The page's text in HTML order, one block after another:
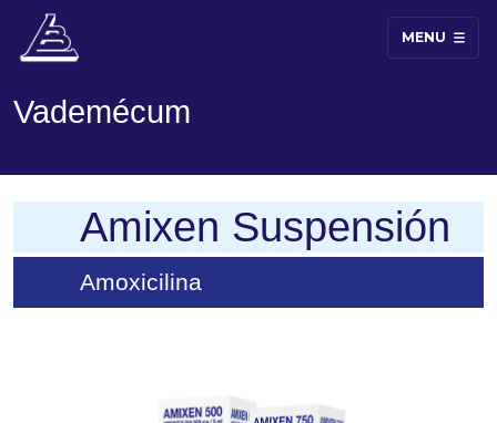
MENU
Vademécum
Amixen Suspensión
Amoxicilina